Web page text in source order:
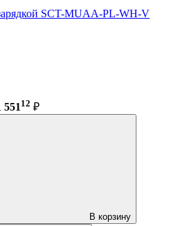
SCT-MUAA-PL-WH-V
551 12 ₽
В корзину